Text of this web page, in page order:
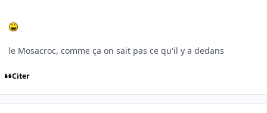
le Mosacroc, comme ça on sait pas ce qu'il y a dedans
Citer